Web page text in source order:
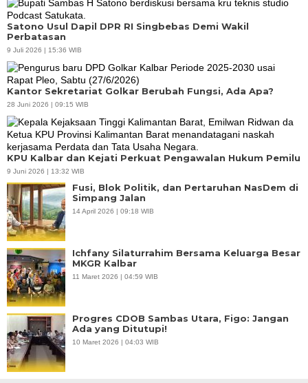
Satono Usul Dapil DPR RI Singbebas Demi Wakil
Perbatasan
9 Juli 2026 | 15:36 WIB
Kantor Sekretariat Golkar Berubah Fungsi, Ada Apa?
28 Juni 2026 | 09:15 WIB
KPU Kalbar dan Kejati Perkuat Pengawalan Hukum Pemilu
9 Juni 2026 | 13:32 WIB
Fusi, Blok Politik, dan Pertaruhan NasDem di
Simpang Jalan
14 April 2026 | 09:18 WIB
Ichfany Silaturrahim Bersama Keluarga Besar
MKGR Kalbar
11 Maret 2026 | 04:59 WIB
Progres CDOB Sambas Utara, Figo: Jangan
Ada yang Ditutupi!
10 Maret 2026 | 04:03 WIB